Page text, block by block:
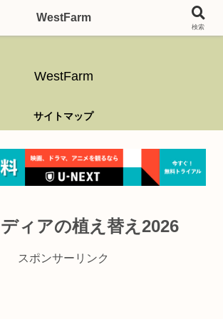
ア、キャンプ、釣り、乗り物、DIYなど難しい事はさ
WestFarm
サイトマップ
ィアの植え替え2026
スポンサーリンク
WestFarm
検索